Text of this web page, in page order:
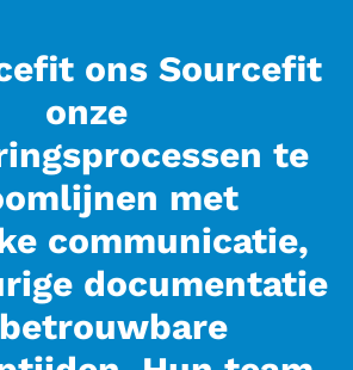
ons Sourcefit
onze
te
met
communicatie,
documentatie